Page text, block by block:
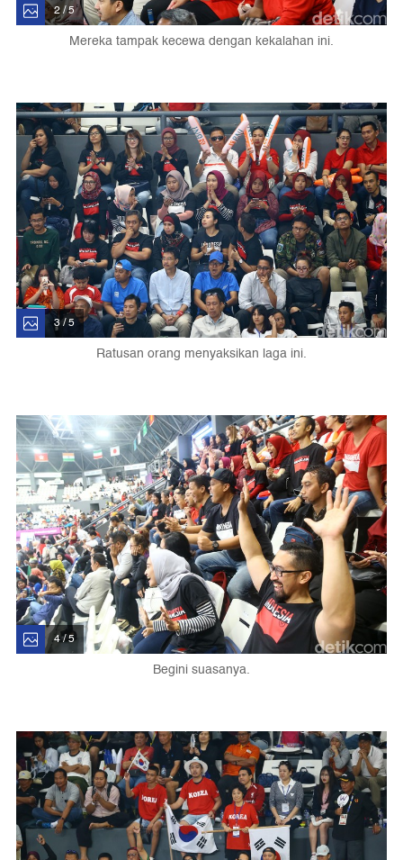
2 / 5
Mereka tampak kecewa dengan kekalahan ini.
3 / 5
Ratusan orang menyaksikan laga ini.
4 / 5
Begini suasanya.